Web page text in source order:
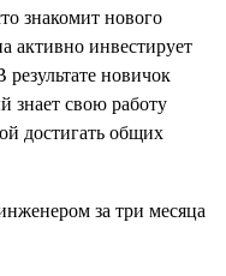
знакомит нового
активно инвестирует
новичок
знает свою работу
достигать общих